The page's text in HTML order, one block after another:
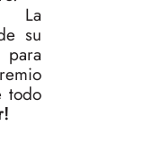
La
su
todo